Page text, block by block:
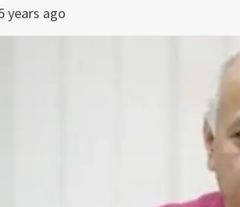
years ago